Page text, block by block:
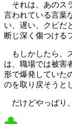
それは、あのス
言われている言葉
い、遅い、クビだ
断じ深く傷つける
もしかしたら、
は、職場では被害
形で爆発していた
のを取り戻そうと
だけどやっぱり